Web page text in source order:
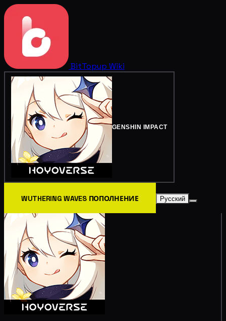
BitTopup Wiki
GENSHIN IMPACT
WUTHERING WAVES ПОПОЛНЕНИЕ Русский